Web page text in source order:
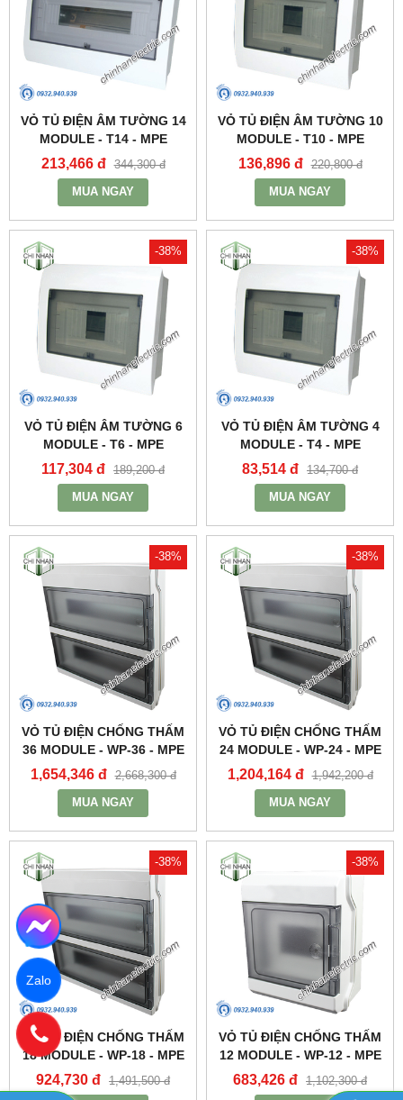
VỎ TỦ ĐIỆN ÂM TƯỜNG 14
MODULE - T14 - MPE
213,466 đ 344,300 đ
MUA NGAY
VỎ TỦ ĐIỆN ÂM TƯỜNG 10
MODULE - T10 - MPE
136,896 đ 220,800 đ
MUA NGAY
-38%
VỎ TỦ ĐIỆN ÂM TƯỜNG 6
MODULE - T6 - MPE
117,304 đ 189,200 đ
MUA NGAY
-38%
VỎ TỦ ĐIỆN ÂM TƯỜNG 4
MODULE - T4 - MPE
83,514 đ 134,700 đ
MUA NGAY
-38%
VỎ TỦ ĐIỆN CHỐNG THẤM
36 MODULE - WP-36 - MPE
1,654,346 đ 2,668,300 đ
MUA NGAY
-38%
VỎ TỦ ĐIỆN CHỐNG THẤM
24 MODULE - WP-24 - MPE
1,204,164 đ 1,942,200 đ
MUA NGAY
-38%
VỎ TỦ ĐIỆN CHỐNG THẤM
18 MODULE - WP-18 - MPE
924,730 đ 1,491,500 đ
-38%
VỎ TỦ ĐIỆN CHỐNG THẤM
12 MODULE - WP-12 - MPE
683,426 đ 1,102,300 đ
Zalo